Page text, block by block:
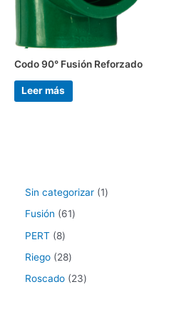
Codo 90° Fusión Reforzado
Leer más
Sin categorizar 1
Fusión 61
PERT 8
Riego 28
Roscado 23